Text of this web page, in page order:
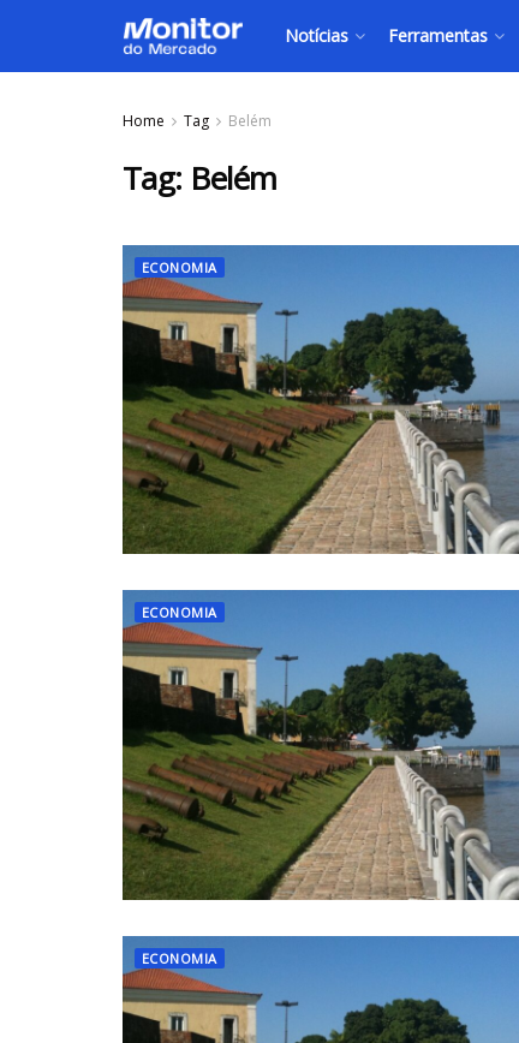
Notícias Ferramentas
Home Tag Belém
Tag: Belém
ECONOMIA
ECONOMIA
ECONOMIA